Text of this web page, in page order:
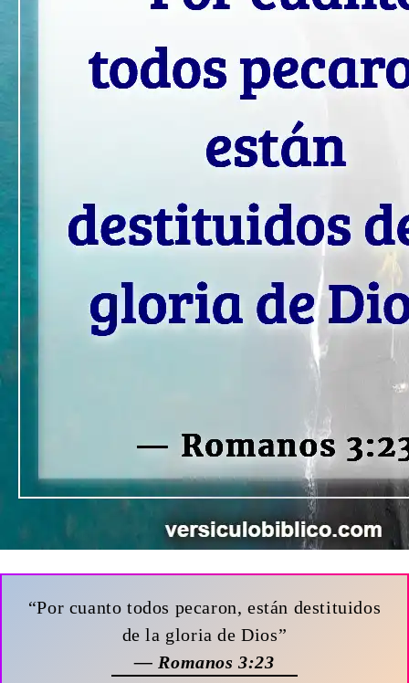
“Por cuanto todos pecaron, están destituidos
de la gloria de Dios”
— Romanos 3:23